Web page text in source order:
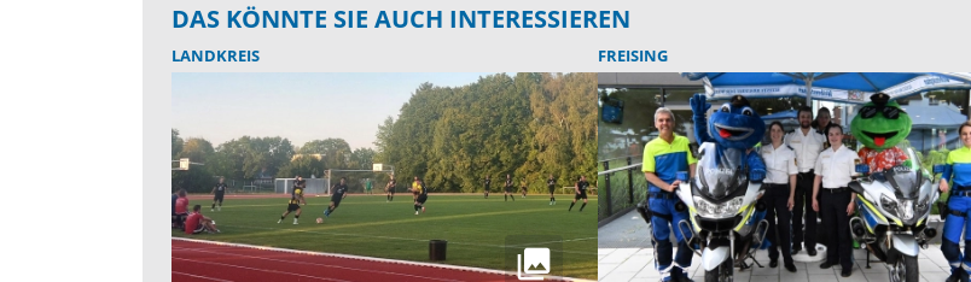
DAS KÖNNTE SIE AUCH INTERESSIEREN
LANDKREIS FREISING